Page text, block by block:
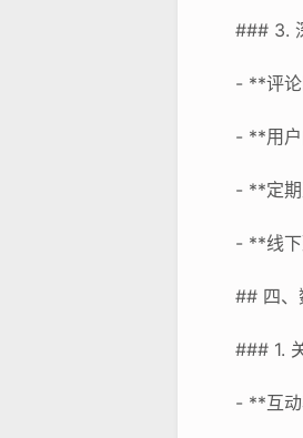
### 3.
- **评论
- **用户
- **定期
- **线下
## 四、
### 1.
- **互动